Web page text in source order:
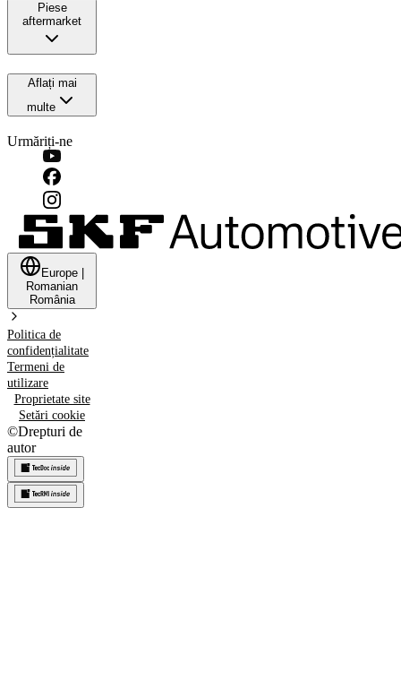
Piese
aftermarket
Aflați mai
multe
Urmăriți-ne
Europe
Romanian
România
Politica de
confidențialitate
Termeni de
utilizare
Proprietate site
Setări cookie
©Drepturi de
autor